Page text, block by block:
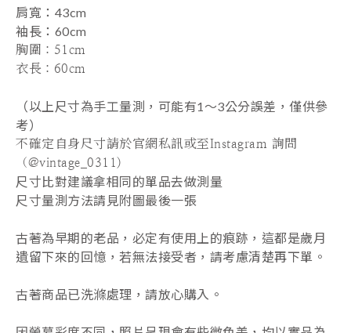
肩寬 ：43cm
袖長 ：60cm
胸圍 ：51cm
衣長：60cm
（以上尺寸為手工量測，可能有1～3公分誤差，僅供參
考）
不確定自身尺寸請於官網私訊或至Instagram 詢問
（@vintage_0311)
尺寸比對建議拿相同的單品去做測量
尺寸量測方法請見附圖最後一張
古著為早期的老品，必定有使用上的痕跡，這都是歲月
遺留下來的回憶，若無法接受者，請考慮清楚再下單。
古著商品已洗滌處理，請放心購入。